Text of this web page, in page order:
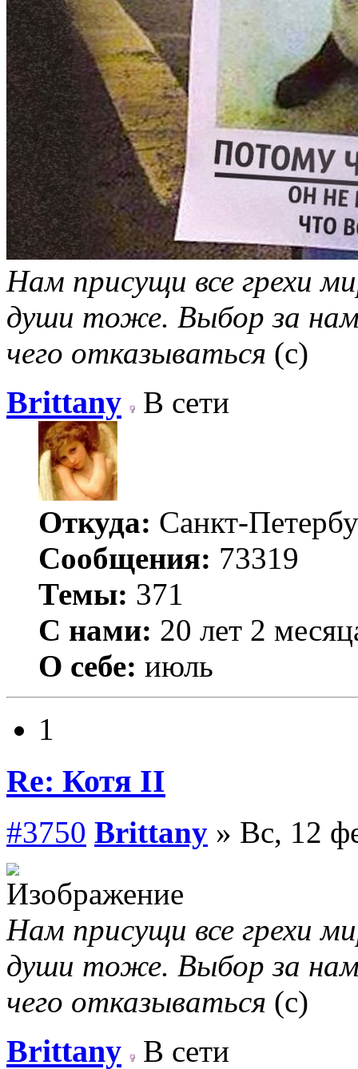
Нам присущи все грехи
души тоже. Выбор за
чего отказываться (с)
Brittany В сети
Откуда: Санкт-
Сообщения: 73319
Темы: 371
С нами: 20 лет 2
О себе: июль
1
Re: Котя II
#3750 Brittany » Вс, 12
Нам присущи все грехи
души тоже. Выбор за
чего отказываться (с)
Brittany В сети